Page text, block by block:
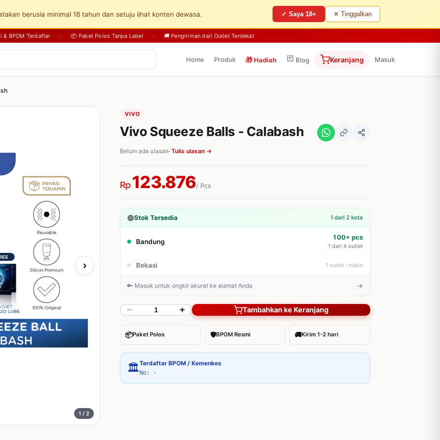
berusia minimal 18 tahun dan setuju lihat konten dewasa. ✓ Saya 18+ ✕ Tinggalkan
& BPOM Terdaftar · 📦 Paket Polos Tanpa Label · 🚚 Pengiriman dari Outlet Terdekat
Home Produk 🎁Hadiah Blog Keranjang Masuk
›
1 / 2
VIVO
Vivo Squeeze Balls - Calabash
Belum ada ulasan· Tulis ulasan →
Rp 123.876/ Pcs
🟢Stok Tersedia 1 dari 2 kota
Bandung
100+ pcs
1 dari 4 outlet
Bekasi 1 outlet · habis
🔑 Masuk untuk ongkir akurat ke alamat Anda →
− + Tambahkan ke Keranjang
📦Paket Polos 🛡BPOM Resmi 🚚Kirim 1-2 hari
🏛Terdaftar BPOM / Kemenkes
No: -